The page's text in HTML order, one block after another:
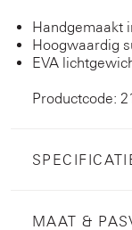
Handgemaakt
Hoogwaardig
EVA
Productcode:
MAAT &